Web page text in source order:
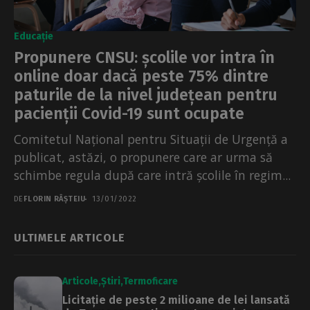
Educație
Propunere CNSU: școlile vor intra în
online doar dacă peste 75% dintre
paturile de la nivel județean pentru
pacienții Covid-19 sunt ocupate
Comitetul Național pentru Situații de Urgență a
publicat, astăzi, o propunere care ar urma să
schimbe regula după care intră școlile în regim...
DE FLORIN RÂȘTEIU 13/01/2022
ULTIMELE ARTICOLE
Articole Știri Termoficare
Licitație de peste 2 milioane de lei lansată